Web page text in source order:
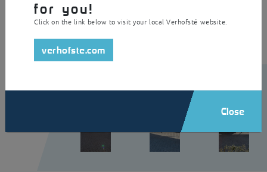
for you!
Click on the link below to visit your local Verhofsté website.
verhofste.com
Close